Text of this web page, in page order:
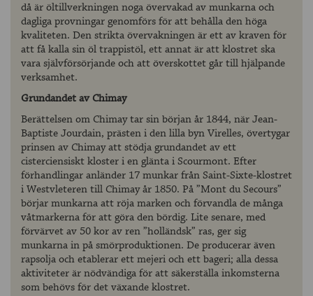
då är öltillverkningen noga övervakad av munkarna och
dagliga provningar genomförs för att behålla den höga
kvaliteten. Den strikta övervakningen är ett av kraven för
att få kalla sin öl trappistöl, ett annat är att klostret ska
vara självförsörjande och att överskottet går till hjälpande
verksamhet.
Grundandet av Chimay
Berättelsen om Chimay tar sin början år 1844, när Jean-
Baptiste Jourdain, prästen i den lilla byn Virelles, övertygar
prinsen av Chimay att stödja grundandet av ett
cisterciensiskt kloster i en glänta i Scourmont. Efter
förhandlingar anländer 17 munkar från Saint-Sixte-klostret
i Westvleteren till Chimay år 1850. På ”Mont du Secours”
börjar munkarna att röja marken och förvandla de många
våtmarkerna för att göra den bördig. Lite senare, med
förvärvet av 50 kor av ren ”holländsk” ras, ger sig
munkarna in på smörproduktionen. De producerar även
rapsolja och etablerar ett mejeri och ett bageri; alla dessa
aktiviteter är nödvändiga för att säkerställa inkomsterna
som behövs för det växande klostret.